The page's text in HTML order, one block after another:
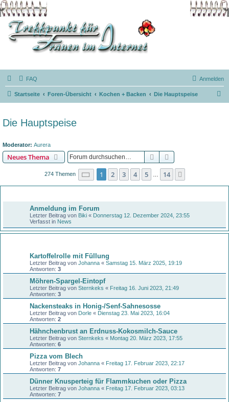
FAQ Anmelden
Startseite Foren-Übersicht Kochen + Backen Die Hauptspeise
Die Hauptspeise
Moderator: Aurera
Neues Thema Suche
274 Themen Seite 1von 14
1 2 3 4 5 14
Anmeldung im Forum
Letzter Beitrag von Biki « Donnerstag 12. Dezember 2024, 23:55
Verfasst in News
Kartoffelrolle mit Füllung
Letzter Beitrag von Johanna « Samstag 15. März 2025, 19:19
Antworten: 3
Möhren-Spargel-Eintopf
Letzter Beitrag von Sternkeks « Freitag 16. Juni 2023, 21:49
Antworten: 3
Nackensteaks in Honig-/Senf-Sahnesosse
Letzter Beitrag von Dorle « Dienstag 23. Mai 2023, 16:04
Antworten: 2
Hähnchenbrust an Erdnuss-Kokosmilch-Sauce
Letzter Beitrag von Sternkeks « Montag 20. März 2023, 17:55
Antworten: 6
Pizza vom Blech
Letzter Beitrag von Johanna « Freitag 17. Februar 2023, 22:17
Antworten: 7
Dünner Knusperteig für Flammkuchen oder Pizza
Letzter Beitrag von Johanna « Freitag 17. Februar 2023, 03:13
Antworten: 7